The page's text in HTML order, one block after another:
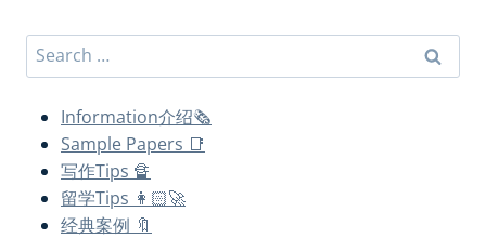
Search
for:
Information介绍🗞
Sample Papers 📑
写作Tips 🔏
留学Tips 👩🏻‍🚀
经典案例 🔖